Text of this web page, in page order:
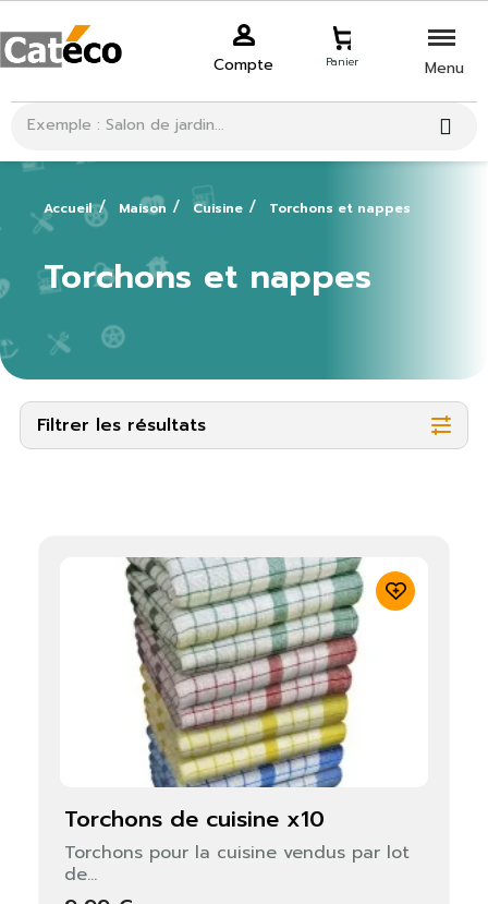
Compte Panier Menu
Accueil Maison Cuisine Torchons et nappes
Torchons et nappes
Filtrer les résultats
torchons de cuisine x10
Torchons pour la cuisine vendus par lot
de...